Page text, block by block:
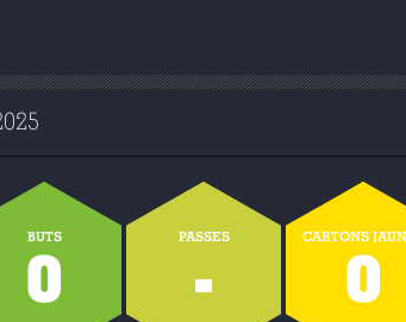
BUTS
0
PASSES
-
CARTONS
0